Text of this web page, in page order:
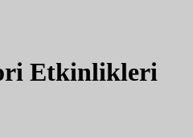
Etkinlikleri